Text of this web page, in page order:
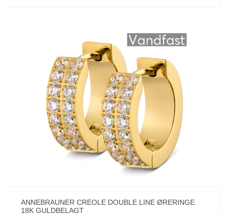
ANNEBRAUNER CREOLE DOUBLE LINE ØRERINGE
18K GULDBELAGT